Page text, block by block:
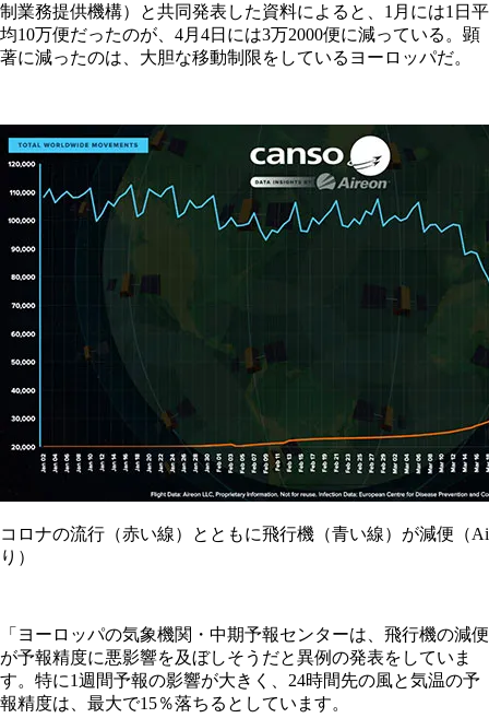
制業務提供機構）と共同発表した資料によると、1月には1日平
均10万便だったのが、4月4日には3万2000便に減っている。顕
著に減ったのは、大胆な移動制限をしているヨーロッパだ。
コロナの流行（赤い線）とともに飛行機（青い線）が減便（
り）
「ヨーロッパの気象機関・中期予報センターは、飛行機の減便
が予報精度に悪影響を及ぼしそうだと異例の発表をしていま
す。特に1週間予報の影響が大きく、24時間先の風と気温の予
報精度は、最大で15％落ちるとしています。